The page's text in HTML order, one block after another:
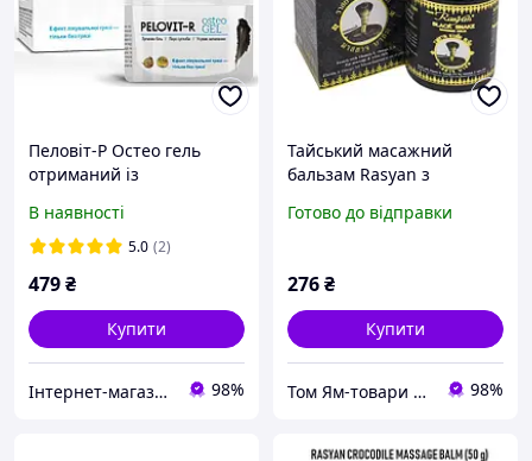
Пеловіт-Р Остео гель
отриманий із
Куяльника Гель для
суглобів
В наявності
5.0 (2)
479₴
Купити
Інтернет-магазин "Амуро-парфум" 98%
Тайський масажний
бальзам Rasyan з
Готово до відправки
276₴
Купити
Том Ям-товари з Таїланду,опт і роздріб 98%